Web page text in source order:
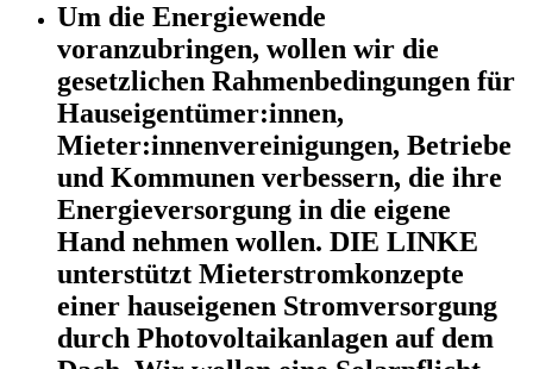
Um die Energiewende
voranzubringen, wollen wir die
gesetzlichen Rahmenbedingungen für
Hauseigentümer:innen,
Mieter:innenvereinigungen, Betriebe
und Kommunen verbessern, die ihre
Energieversorgung in die eigene
Hand nehmen wollen. DIE LINKE
unterstützt Mieterstromkonzepte
einer hauseigenen Stromversorgung
durch Photovoltaikanlagen auf dem